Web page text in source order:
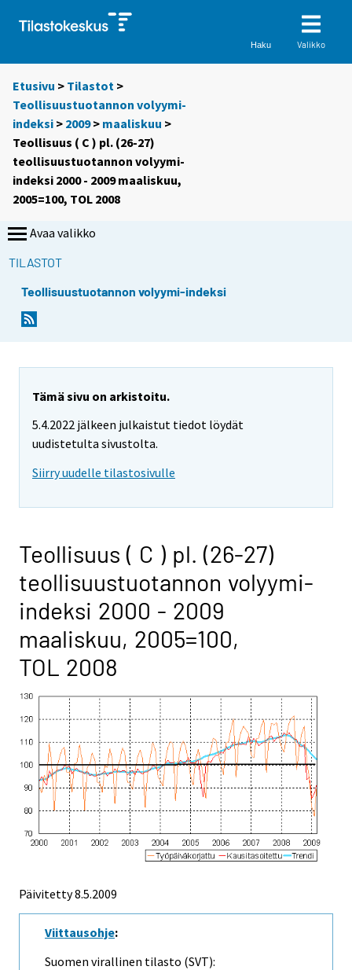
Haku Valikko
Etusivu > Tilastot >
Teollisuustuotannon volyymi-
indeksi > 2009> maaliskuu >
Teollisuus ( C ) pl. (26-27)
teollisuustuotannon volyymi-
indeksi 2000 - 2009 maaliskuu,
2005=100, TOL 2008
Avaa valikko
TILASTOT
Teollisuustuotannon volyymi-indeksi
Tämä sivu on arkistoitu.
5.4.2022 jälkeen julkaistut tiedot löydät
uudistetulta sivustolta.
Siirry uudelle tilastosivulle
Teollisuus ( C ) pl. (26-27)
teollisuustuotannon volyymi-
indeksi 2000 - 2009
maaliskuu, 2005=100,
TOL 2008
Päivitetty8.5.2009
Viittausohje:
Suomen virallinen tilasto (SVT):